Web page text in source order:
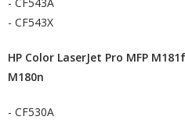
- CF543X
HP Color LaserJet Pro MFP
M180n
- CF530A